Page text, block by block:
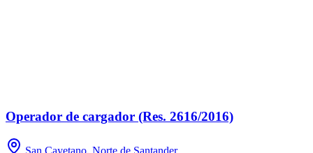
Operador de cargador (Res. 2616/2016)
San Cayetano, Norte de Santander